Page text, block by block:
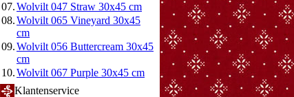
07.Wolvilt 047 Straw 30x45 cm
08.Wolvilt 065 Vineyard 30x45
cm
09.Wolvilt 056 Buttercream 30x45
cm
10.Wolvilt 067 Purple 30x45 cm
Klantenservice